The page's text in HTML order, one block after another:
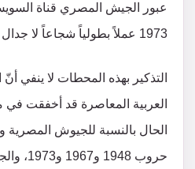
عبور الجيش المصري قناة
1973 عملاً بطولياً شجاعاً لا جدال فيه.
التذكير بهذه المحطات لا ينفي
العربية المعاصرة قد أخفقت في
الحال بالنسبة للجيوش المصرية
حروب